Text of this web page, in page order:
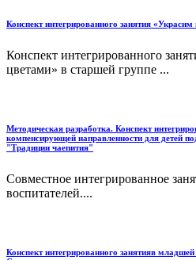
Конспект интегрированного занятия
Конспект интегрированного
цветами» в старшей группе ...
Методическая разработка. Конспект
компенсирующей направленности для детей
"Традиции чаепития"
Совместное интегрированное
воспитателей....
Конспект интегрированного занятияв